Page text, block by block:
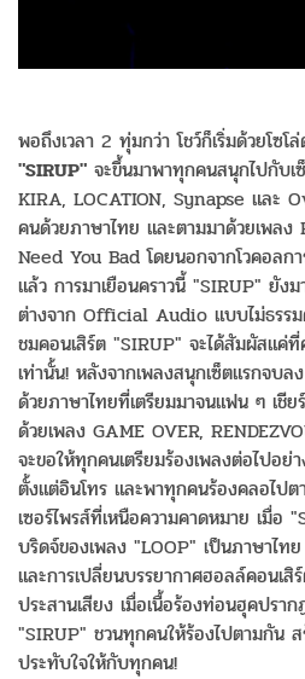
พอถึงเวลา 2 ทุ่มกว่า โชว์ก็เริ่มด้วยโซ
"SIRUP" จะขึ้นมาพาทุกคนสนุกไปกับ
KIRA, LOCATION, Synapse และ
คนด้วยภาษาไทย และตามมาด้วยเพล
Need You Bad โดยนอกจากโวคอลก
แล้ว การมาเยือนคราวนี้ "SIRUP" ยัง
ต่างจาก Official Audio แบบไม่ธรร
ชมคอนเสิร์ต "SIRUP" จะได้สัมผัสแค่ที่
เท่านั้น! หลังจากเพลงสนุกเซ็ตแรกจบ
ด้วยภาษาไทยที่เตรียมมาจนแฟน ๆ เชี
ด้วยเพลง GAME OVER,
จะขอให้ทุกคนเตรียมร้องเพลงต่อไปอย่
ตั้งแต่อินโทร และพาทุกคนร้องคลอไป
เซอร์ไพรส์ที่เหนือความคาดหมาย เมื่อ
บริดจ์ของเพลง "LOOP" เป็นภาษาไ
และการเปลี่ยนบรรยากาศฮอลล์คอนเสิ
ประสานเสียง เมื่อเนื้อร้องท่อนฮุคปร
"SIRUP" ชวนทุกคนให้ร้องไปตามกัน ส
ประทับใจให้กับทุกคน!